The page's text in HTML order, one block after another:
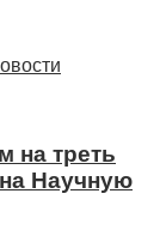
на треть
Научную